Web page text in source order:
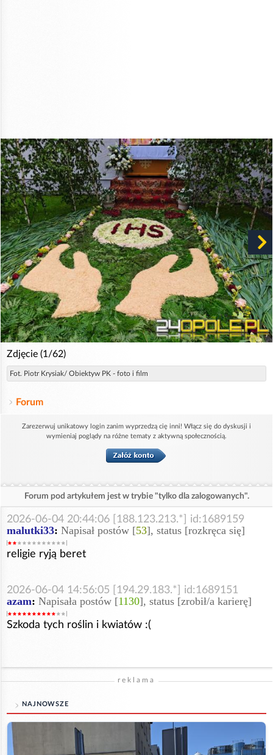
Zdjęcie (1/62)
Fot. Piotr Krysiak/ Obiektyw PK - foto i film
Forum
Zarezerwuj unikatowy login zanim wyprzedzą cię inni! Włącz się do dyskusji i
wymieniaj poglądy na różne tematy z aktywną społecznością.
Forum pod artykułem jest w trybie "tylko dla zalogowanych".
2026-06-04 20:44:06 [188.123.213.*] id:1689159
malutki33: Napisał postów [53], status [rozkręca się]
religie ryją beret
2026-06-04 14:56:05 [194.29.183.*] id:1689151
azam: Napisała postów [1130], status [zrobił/a karierę]
Szkoda tych roślin i kwiatów :(
reklama
NAJNOWSZE